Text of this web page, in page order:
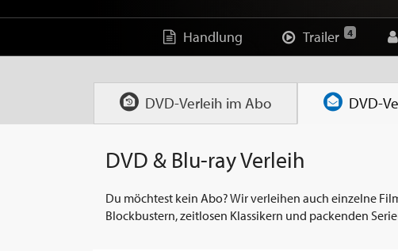
Handlung Trailer 4
DVD-Verleih im Abo DVD-
DVD & Blu-ray Verleih
Du möchtest kein Abo? Wir verleihen auch einzelne
Blockbustern, zeitlosen Klassikern und packenden